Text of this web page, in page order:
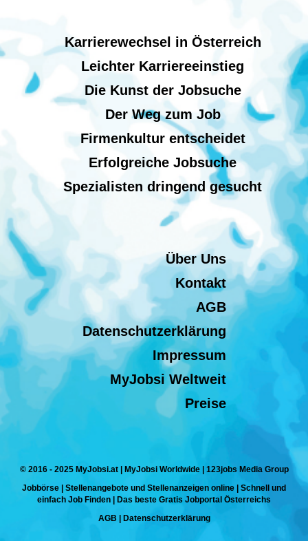
Karrierewechsel in Österreich
Leichter Karriereeinstieg
Die Kunst der Jobsuche
Der Weg zum Job
Firmenkultur entscheidet
Erfolgreiche Jobsuche
Spezialisten dringend gesucht
Über Uns
Kontakt
AGB
Datenschutzerklärung
Impressum
MyJobsi Weltweit
Preise
© 2016 - 2025 MyJobsi.at | MyJobsi Worldwide | 123jobs Media Group
Jobbörse | Stellenangebote und Stellenanzeigen online | Schnell und
einfach Job Finden | Das beste Gratis Jobportal Österreichs
AGB
Datenschutzerklärung